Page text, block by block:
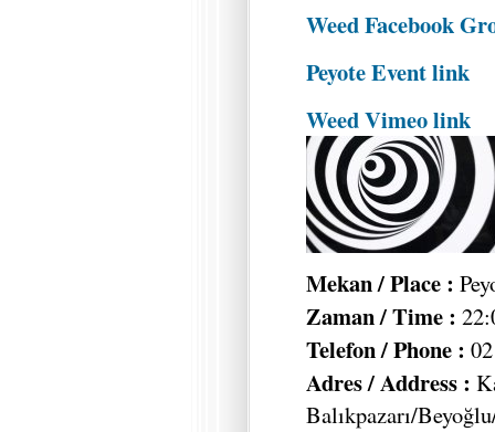
Weed Facebook
Peyote Event link
Weed Vimeo link
Mekan / Place :
Zaman / Time :
Telefon / Phone :
Adres / Address :
Balıkpazarı/